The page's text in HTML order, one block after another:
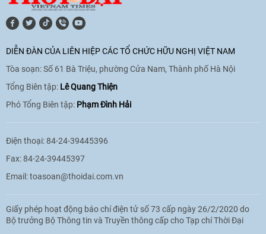
hòa bình, hữu nghị giữa các dân tộc"
cho Đại sứ Hungary tại Việt Nam
17:25|13/06/2026
sinh Việt Nam tại trại hè Artek
14:41 12/06/2026
DIỄN ĐÀN CỦA LIÊN HIỆP CÁC TỔ CHỨC HỮU NGHỊ VIỆT NAM
Tòa soạn: Số 61 Bà Triệu, phường Cửa Nam, Thành phố Hà Nội
Tổng Biên tập: Lê Quang Thiện
Phó Tổng Biên tập: Phạm Đình Hải
Điện thoại: 84-24-39445396
Fax: 84-24-39445397
Email:toasoan@thoidai.com.vn
Giấy phép hoạt động báo chí điện tử số 73 cấp ngày 26/2/2020 do
Bộ trưởng Bộ Thông tin và Truyền thông cấp cho Tạp chí Thời Đại